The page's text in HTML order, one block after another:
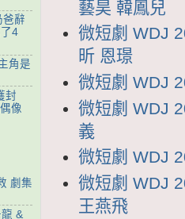
藝昊 韓鳳兒
微短劇 WDJ
昕 恩璟
微短劇 WDJ
微短劇 WDJ
義
微短劇 WDJ
微短劇 WDJ
王燕飛
爸辭
4
角是
封
像
劇集
&